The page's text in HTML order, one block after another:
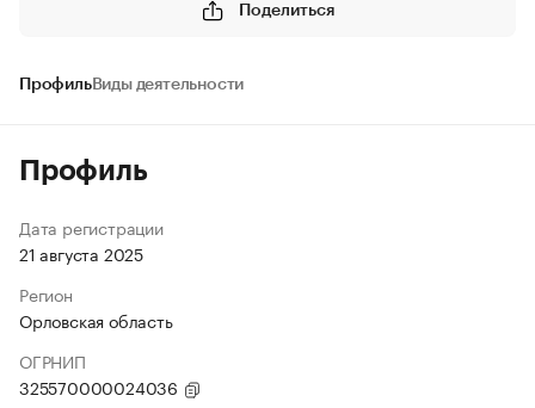
Поделиться
ПрофильВиды деятельности
Профиль
Дата регистрации
21 августа 2025
Регион
Орловская область
ОГРНИП
325570000024036